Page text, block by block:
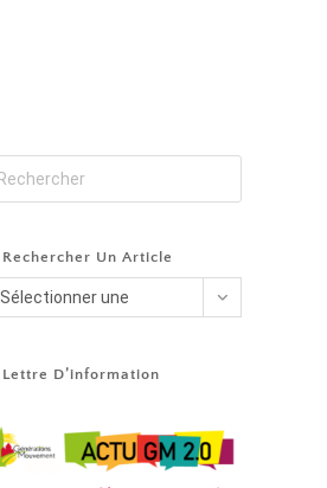
Rechercher Un Article
Sélectionner une
Lettre D’information